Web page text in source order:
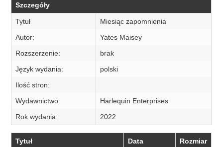
Szczegóły
Tytuł
Miesiąc zapomnienia
Autor:
Yates Maisey
Rozszerzenie:
brak
Język wydania:
polski
Ilość stron:
Wydawnictwo:
Harlequin Enterprises
Rok wydania:
2022
Tytuł
Data
Rozmiar